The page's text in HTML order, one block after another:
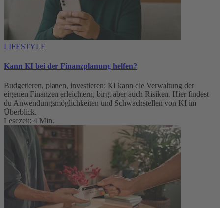
LIFESTYLE
Kann KI bei der Finanzplanung helfen?
Budgetieren, planen, investieren: KI kann die Verwaltung der
eigenen Finanzen erleichtern, birgt aber auch Risiken. Hier findest
du Anwendungsmöglichkeiten und Schwachstellen von KI im
Überblick.
Lesezeit: 4 Min.